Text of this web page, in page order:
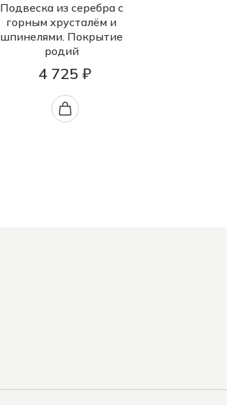
Подвеска из серебра с
горным хрусталём и
шпинелями. Покрытие
родий
4 725 ₽